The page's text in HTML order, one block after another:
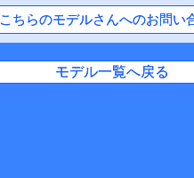
こちらのモデルさんへのお問い
モデル一覧へ戻る